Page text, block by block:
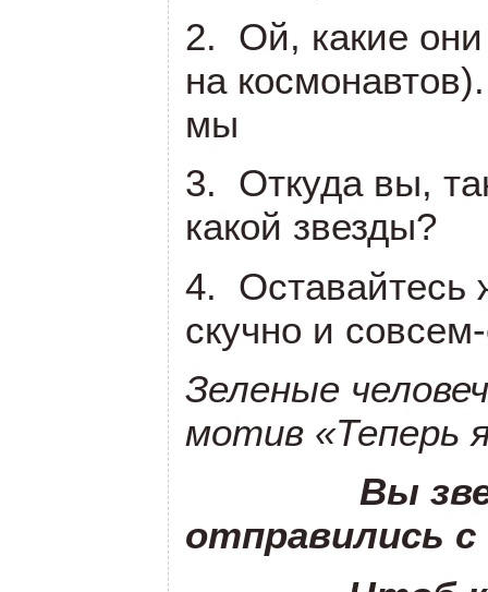
2. Ой, какие
на
мы
3. Откуда вы,
какой звезды?
4. Оставайтесь
скучно и
Зеленые
мотив «Теперь
Вы
отправились с